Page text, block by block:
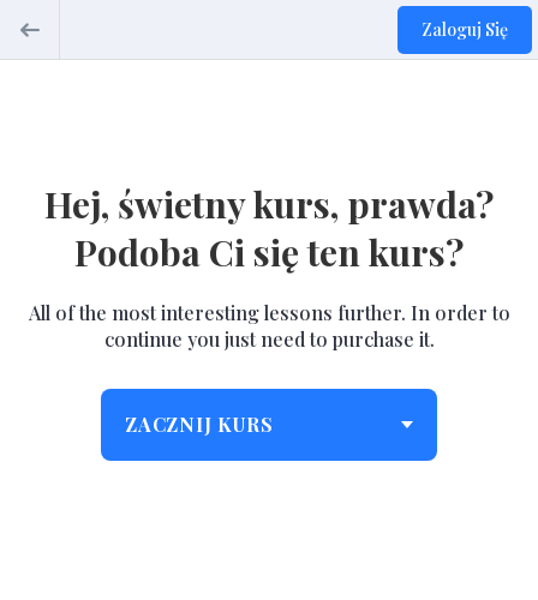
Zaloguj Się
Hej, świetny kurs, prawda?
Podoba Ci się ten kurs?
All of the most interesting lessons further. In order to
continue you just need to purchase it.
ZACZNIJ KURS